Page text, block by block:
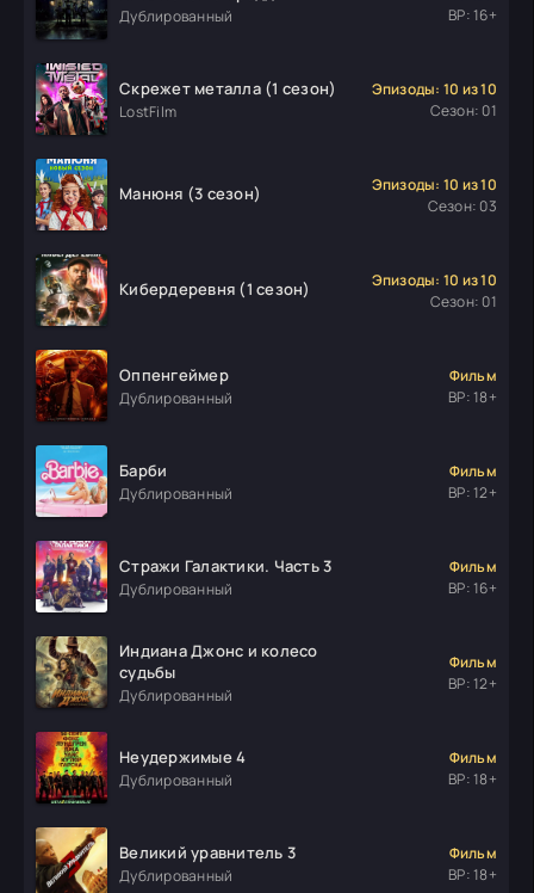
Дублированный
ВР: 16+
Скрежет металла (1 сезон)
LostFilm
Эпизоды: 10 из 10
Сезон: 01
Манюня (3 сезон)
Эпизоды: 10 из 10
Сезон: 03
Кибердеревня (1 сезон)
Эпизоды: 10 из 10
Сезон: 01
Оппенгеймер
Дублированный
Фильм
ВР: 18+
Барби
Дублированный
Фильм
ВР: 12+
Стражи Галактики. Часть 3
Дублированный
Фильм
ВР: 16+
Индиана Джонс и колесо
судьбы
Дублированный
Фильм
ВР: 12+
Неудержимые 4
Дублированный
Фильм
ВР: 18+
Великий уравнитель 3
Дублированный
Фильм
ВР: 18+